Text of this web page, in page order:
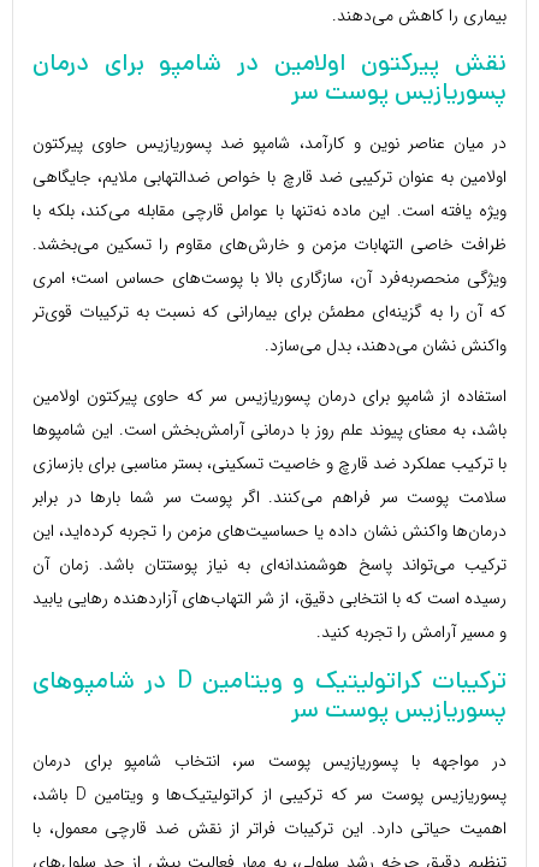
بیماری را کاهش می‌دهند.
نقش پیرکتون اولامین در شامپو برای درمان
پسوریازیس پوست سر
در میان عناصر نوین و کارآمد، شامپو ضد پسوریازیس حاوی پیرکتون
اولامین به عنوان ترکیبی ضد قارچ با خواص ضدالتهابی ملایم، جایگاهی
ویژه یافته است. این ماده نه‌تنها با عوامل قارچی مقابله می‌کند، بلکه با
ظرافت خاصی التهابات مزمن و خارش‌های مقاوم را تسکین می‌بخشد.
ویژگی منحصربه‌فرد آن، سازگاری بالا با پوست‌های حساس است؛ امری
که آن را به گزینه‌ای مطمئن برای بیمارانی که نسبت به ترکیبات قوی‌تر
واکنش نشان می‌دهند، بدل می‌سازد.
استفاده از شامپو برای درمان پسوریازیس سر که حاوی پیرکتون اولامین
باشد، به معنای پیوند علم روز با درمانی آرامش‌بخش است. این شامپوها
با ترکیب عملکرد ضد قارچ و خاصیت تسکینی، بستر مناسبی برای بازسازی
سلامت پوست سر فراهم می‌کنند. اگر پوست سر شما بارها در برابر
درمان‌ها واکنش نشان داده یا حساسیت‌های مزمن را تجربه کرده‌اید، این
ترکیب می‌تواند پاسخ هوشمندانه‌ای به نیاز پوستتان باشد. زمان آن
رسیده است که با انتخابی دقیق، از شر التهاب‌های آزاردهنده رهایی یابید
و مسیر آرامش را تجربه کنید.
ترکیبات کراتولیتیک و ویتامین D در شامپوهای
پسوریازیس پوست سر
در مواجهه با پسوریازیس پوست سر، انتخاب شامپو برای درمان
پسوریازیس پوست سر که ترکیبی از کراتولیتیک‌ها و ویتامین D باشد،
اهمیت حیاتی دارد. این ترکیبات فراتر از نقش ضد قارچی معمول، با